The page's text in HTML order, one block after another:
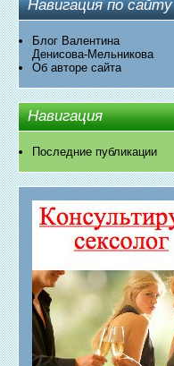
Навигация по сайту
Блог Валентина
Денисова-Мельникова
Об авторе сайта
Навигация
Последние публикации